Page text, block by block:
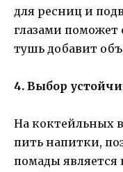
для ресниц и
глазами поможет
тушь добавит
4. Выбор
На коктейльных
пить напитки,
помады